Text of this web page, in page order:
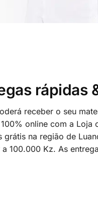
rápidas
receber o seu
online com a Loja
grátis na região de
a 100.000 Kz. As